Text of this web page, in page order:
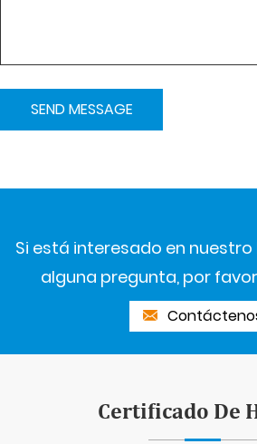
Si está interesado en
alguna pregunta, por
Certificado De